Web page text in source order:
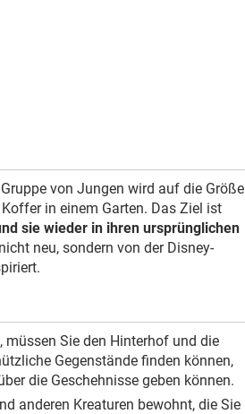
von Jungen wird auf die Größe
in einem Garten. Das Ziel ist
sie wieder in ihren ursprünglichen
neu, sondern von der Disney-
Sie den Hinterhof und die
Gegenstände finden können,
die Geschehnisse geben können.
anderen Kreaturen bewohnt, die Sie